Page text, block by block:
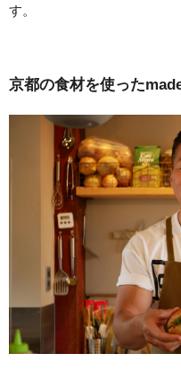
す。
京都の食材を使った